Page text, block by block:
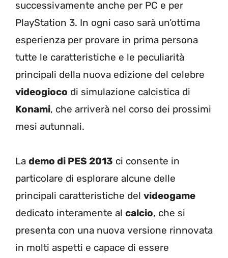
successivamente anche per PC e per
PlayStation 3. In ogni caso sarà un’ottima
esperienza per provare in prima persona
tutte le caratteristiche e le peculiarità
principali della nuova edizione del celebre
videogioco di simulazione calcistica di
Konami, che arriverà nel corso dei prossimi
mesi autunnali.
La demo di PES 2013 ci consente in
particolare di esplorare alcune delle
principali caratteristiche del videogame
dedicato interamente al calcio, che si
presenta con una nuova versione rinnovata
in molti aspetti e capace di essere